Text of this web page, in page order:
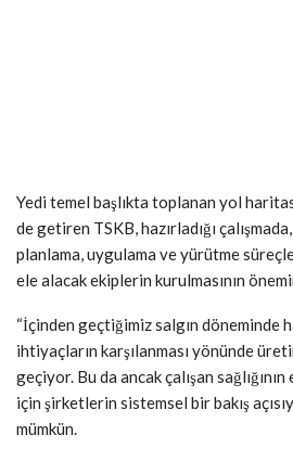
Yedi temel başlıkta toplanan yol
de getiren TSKB, hazırladığı
planlama, uygulama ve yürütme
ele alacak ekiplerin kurulmasının
“İçinden geçtiğimiz salgın döneminde
ihtiyaçların karşılanması yönünde
geçiyor. Bu da ancak çalışan
için şirketlerin sistemsel bir bakış
mümkün.